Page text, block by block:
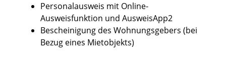
Personalausweis mit Online-
Ausweisfunktion und AusweisApp2
Bescheinigung des Wohnungsgebers (bei
Bezug eines Mietobjekts)